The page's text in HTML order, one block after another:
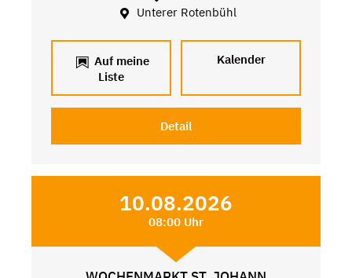
Unterer Rotenbühl
Auf meine
Liste
Kalender
Detail
10.08.2026
08:00 Uhr